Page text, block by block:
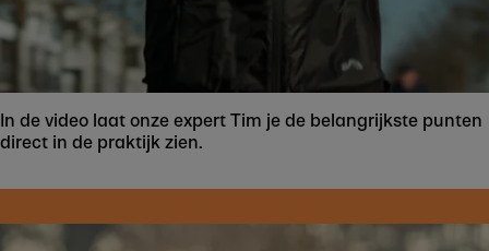
In de video laat onze expert Tim je de belangrijkste punten
direct in de praktijk zien.